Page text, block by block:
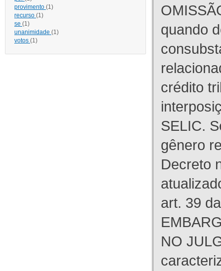
provimento (1)
recurso (1)
se (1)
unanimidade (1)
votos (1)
quando
crédito
SELIC.
gênero
Decreto
art. 39
NO